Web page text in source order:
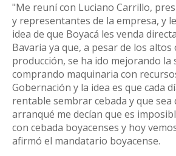
"Me reuní con Luciano Carrillo,
y representantes de la empresa, y
idea de que Boyacá les venda
Bavaria ya que, a pesar de los altos
producción, se ha ido mejorando la
comprando maquinaria con
Gobernación y la idea es que cada
rentable sembrar cebada y que sea
arranqué me decían que es
con cebada boyacenses y hoy
afirmó el mandatario boyacense.